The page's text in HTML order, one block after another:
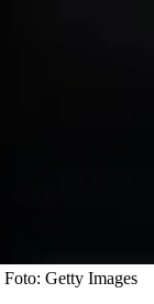
Foto: Getty Images